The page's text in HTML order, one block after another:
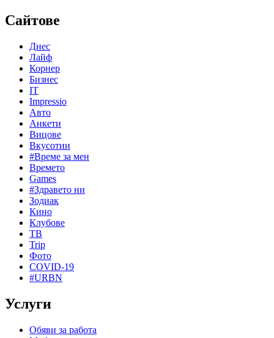
Сайтове
Днес
Лайф
Корнер
Бизнес
IT
Impressio
Авто
Анкети
Вицове
Вкусотии
#Време за мен
Времето
Games
#Здравето ни
Зодиак
Кино
Клубове
ТВ
Trip
Фото
COVID-19
#URBN
Услуги
Обяви за работа